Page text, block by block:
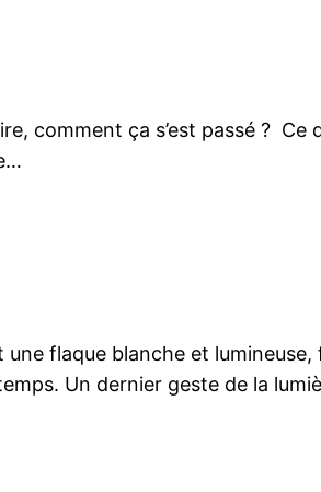
comment ça s’est passé ? Ce
flaque blanche et lumineuse,
Un dernier geste de la